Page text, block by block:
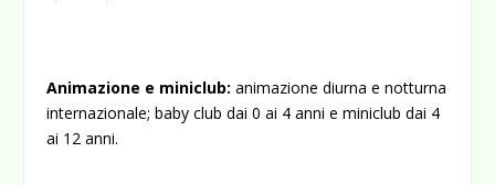
Animazione e miniclub:animazione diurna e notturna
internazionale; baby club dai 0 ai 4 anni e miniclub dai 4
ai 12 anni.